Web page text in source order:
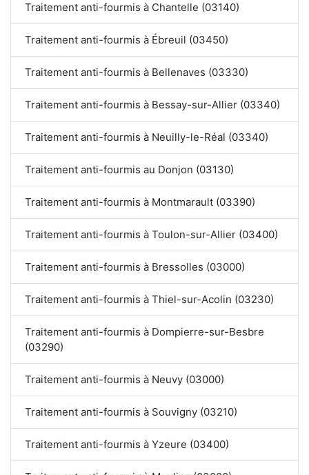
Traitement anti-fourmis à Chantelle (03140)
Traitement anti-fourmis à Ébreuil (03450)
Traitement anti-fourmis à Bellenaves (03330)
Traitement anti-fourmis à Bessay-sur-Allier (03340)
Traitement anti-fourmis à Neuilly-le-Réal (03340)
Traitement anti-fourmis au Donjon (03130)
Traitement anti-fourmis à Montmarault (03390)
Traitement anti-fourmis à Toulon-sur-Allier (03400)
Traitement anti-fourmis à Bressolles (03000)
Traitement anti-fourmis à Thiel-sur-Acolin (03230)
Traitement anti-fourmis à Dompierre-sur-Besbre
(03290)
Traitement anti-fourmis à Neuvy (03000)
Traitement anti-fourmis à Souvigny (03210)
Traitement anti-fourmis à Yzeure (03400)